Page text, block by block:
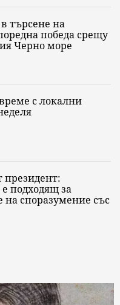
търсене на
победа срещу
Черно море
с локални
президент:
подходящ за
на споразумение със